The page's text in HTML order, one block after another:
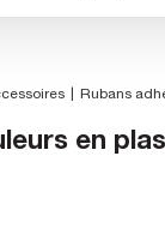
Rubans
en